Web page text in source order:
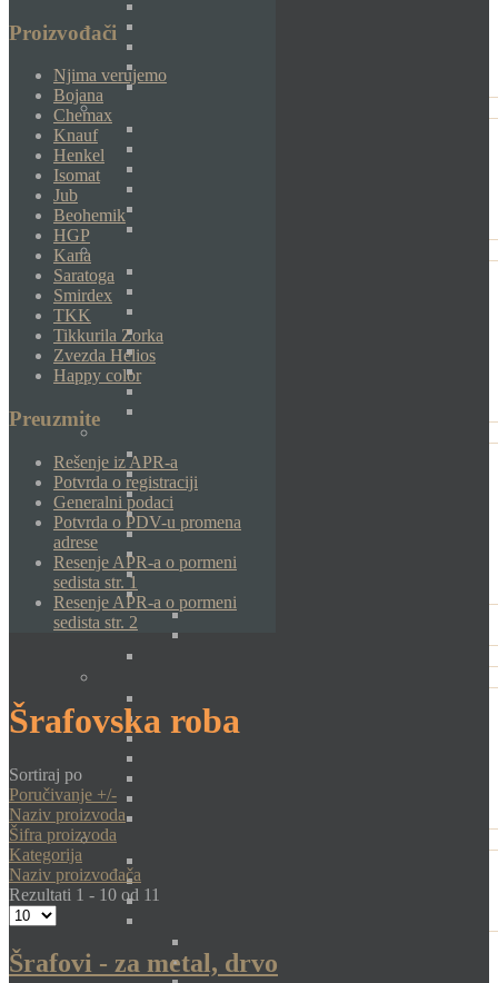
Proizvođači
Njima verujemo
Bojana
Chemax
Knauf
Henkel
Isomat
Jub
Beohemik
HGP
Kana
Saratoga
Smirdex
TKK
Tikkurila Zorka
Zvezda Helios
Happy color
Preuzmite
Rešenje iz APR-a
Potvrda o registraciji
Generalni podaci
Potvrda o PDV-u promena
adrese
Resenje APR-a o pormeni
sedista str. 1
Resenje APR-a o pormeni
sedista str. 2
Šrafovska roba
Sortiraj po
Poručivanje +/-
Naziv proizvoda
Šifra proizvoda
Kategorija
Naziv proizvođača
Rezultati 1 - 10 od 11
Šrafovi - za metal, drvo